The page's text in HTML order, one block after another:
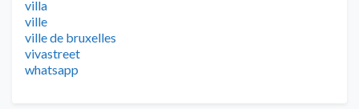
villa
ville
ville de bruxelles
vivastreet
whatsapp